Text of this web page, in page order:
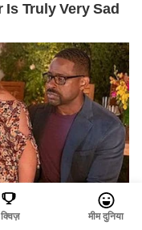
क्विज़ मीम दुनिया